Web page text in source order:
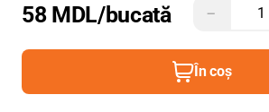
58 MDL/bucată −
În coș